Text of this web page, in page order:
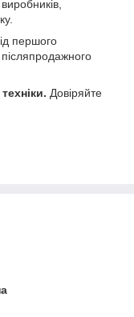
першого
Довіряйте